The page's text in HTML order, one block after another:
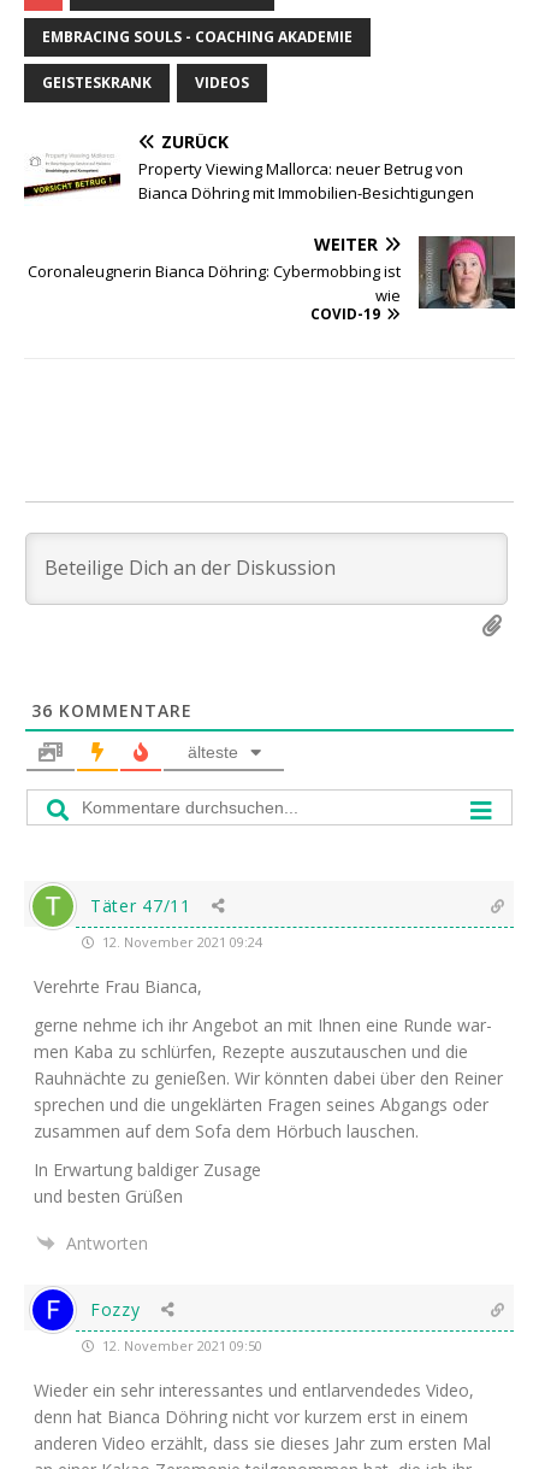
EMBRACING SOULS - COACHING AKADEMIE
GEISTESKRANK VIDEOS
ZURÜCK
Property Viewing Mallorca: neuer Betrug von
Bianca Döhring mit Immobilien-Besichtigungen
WEITER
Coronaleugnerin Bianca Döhring: Cybermobbing ist
wie
COVID-19
36 KOMMENTARE
älteste
Täter 47/11
12. November 2021 09:24
Ver­ehr­te Frau Bianca,
ger­ne neh­me ich ihr Ange­bot an mit Ihnen eine Run­de war­
men Kaba zu schlür­fen, Rezep­te aus­zu­tau­schen und die
Rauh­näch­te zu genie­ßen. Wir könn­ten dabei über den Rei­ner
spre­chen und die unge­klär­ten Fra­gen sei­nes Abgangs oder
zusam­men auf dem Sofa dem Hör­buch lauschen.
In Erwar­tung bal­di­ger Zusage
und bes­ten Grüßen
Antworten
Fozzy
12. November 2021 09:50
Wie­der ein sehr inter­es­san­tes und ent­lar­ven­de­des Video,
denn hat Bian­ca Döh­ring nicht vor kur­zem erst in einem
ande­ren Video erzählt, dass sie die­ses Jahr zum ers­ten Mal